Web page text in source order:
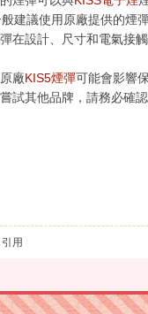
建議使用原廠提供的煙
在設計、尺寸和電氣接
廠KIS5煙彈可能會影響
試其他品牌，請務必確
引用